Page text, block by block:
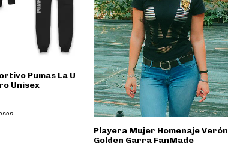
Pumas La U
Unisex
Playera Mujer Homenaje Verón
Golden Garra FanMade